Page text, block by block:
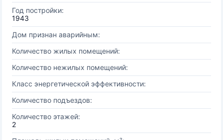
Год постройки:
1943
Дом признан аварийным:
Количество жилых помещений:
Количество нежилых помещений:
Класс энергетической эффективности:
Количество подъездов:
Количество этажей:
2